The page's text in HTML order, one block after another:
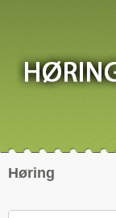
Høring